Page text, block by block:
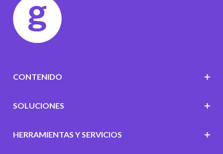
CONTENIDO
SOLUCIONES
HERRAMIENTAS Y SERVICIOS